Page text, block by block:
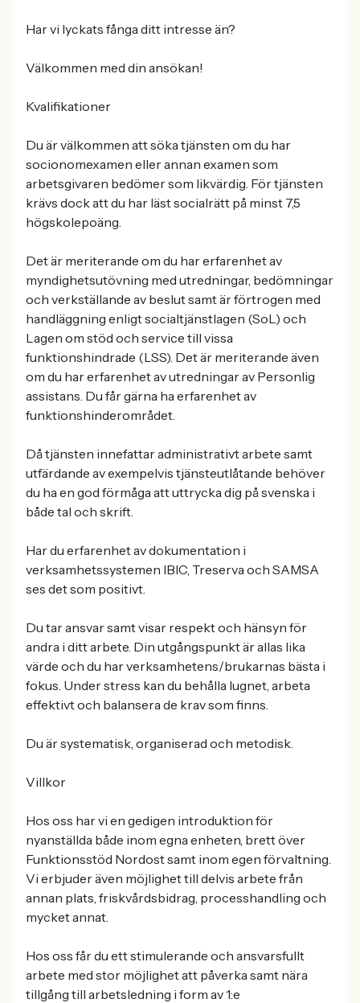
Har vi lyckats fånga ditt intresse än?
Välkommen med din ansökan!
Kvalifikationer
Du är välkommen att söka tjänsten om du har
socionomexamen eller annan examen som
arbetsgivaren bedömer som likvärdig. För tjänsten
krävs dock att du har läst socialrätt på minst 7,5
högskolepoäng.
Det är meriterande om du har erfarenhet av
myndighetsutövning med utredningar, bedömningar
och verkställande av beslut samt är förtrogen med
handläggning enligt socialtjänstlagen (SoL) och
Lagen om stöd och service till vissa
funktionshindrade (LSS). Det är meriterande även
om du har erfarenhet av utredningar av Personlig
assistans. Du får gärna ha erfarenhet av
funktionshinderområdet.
Då tjänsten innefattar administrativt arbete samt
utfärdande av exempelvis tjänsteutlåtande behöver
du ha en god förmåga att uttrycka dig på svenska i
både tal och skrift.
Har du erfarenhet av dokumentation i
verksamhetssystemen IBIC, Treserva och SAMSA
ses det som positivt.
Du tar ansvar samt visar respekt och hänsyn för
andra i ditt arbete. Din utgångspunkt är allas lika
värde och du har verksamhetens/brukarnas bästa i
fokus. Under stress kan du behålla lugnet, arbeta
effektivt och balansera de krav som finns.
Du är systematisk, organiserad och metodisk.
Villkor
Hos oss har vi en gedigen introduktion för
nyanställda både inom egna enheten, brett över
Funktionsstöd Nordost samt inom egen förvaltning.
Vi erbjuder även möjlighet till delvis arbete från
annan plats, friskvårdsbidrag, processhandling och
mycket annat.
Hos oss får du ett stimulerande och ansvarsfullt
arbete med stor möjlighet att påverka samt nära
tillgång till arbetsledning i form av 1:e